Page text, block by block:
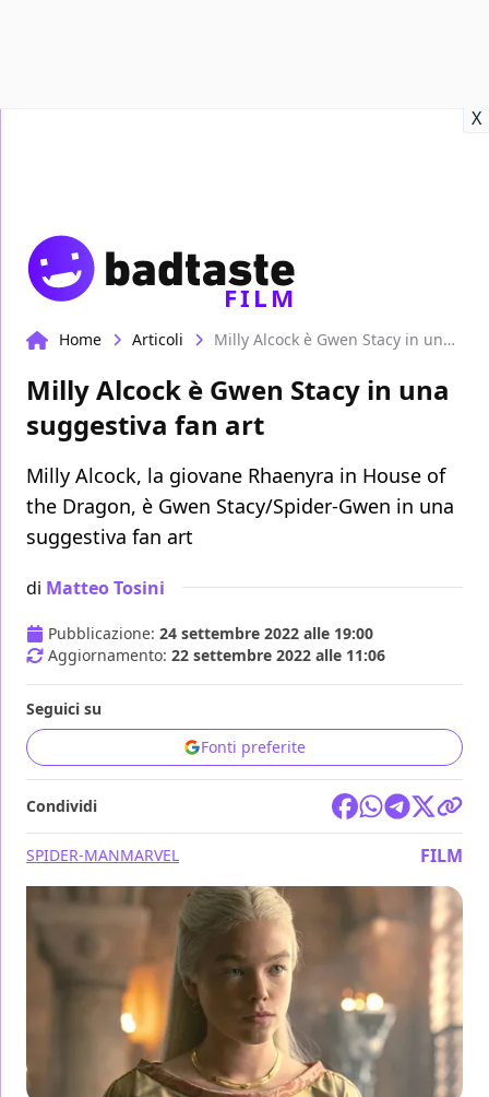
X
FILM
Home Articoli Milly Alcock è Gwen Stacy in una suggestiva fan art
Milly Alcock è Gwen Stacy in una
suggestiva fan art
Milly Alcock, la giovane Rhaenyra in House of
the Dragon, è Gwen Stacy/Spider-Gwen in una
suggestiva fan art
di Matteo Tosini
Pubblicazione: 24 settembre 2022 alle 19:00
Aggiornamento: 22 settembre 2022 alle 11:06
Seguici su
Fonti preferite
Condividi
SPIDER-MANMARVEL FILM